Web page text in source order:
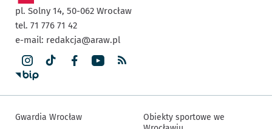
pl. Solny 14, 50-062 Wrocław
tel. 71 776 71 42
e-mail: redakcja@araw.pl
Gwardia Wrocław
Obiekty sportowe we